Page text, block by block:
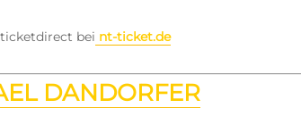
bei nt-ticket.de
DANDORFER